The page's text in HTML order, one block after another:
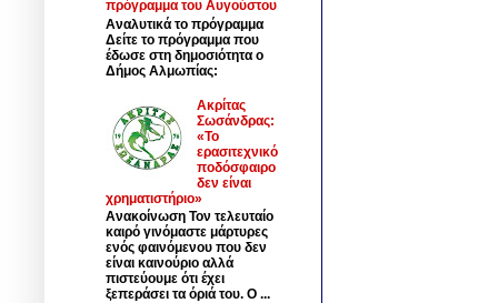
πρόγραμμα του Αυγούστου
Αναλυτικά το πρόγραμμα
Δείτε το πρόγραμμα που
έδωσε στη δημοσιότητα ο
Δήμος Αλμωπίας:
Ακρίτας
Σωσάνδρας:
«Το
ερασιτεχνικό
ποδόσφαιρο
δεν είναι
χρηματιστήριο»
Ανακοίνωση Τον τελευταίο
καιρό γινόμαστε μάρτυρες
ενός φαινόμενου που δεν
είναι καινούριο αλλά
πιστεύουμε ότι έχει
ξεπεράσει τα όριά του. Ο ...